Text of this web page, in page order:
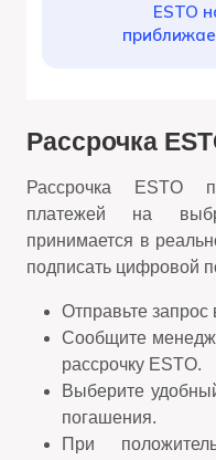
ESTO
Рассрочка
Рассрочка ESTO
платежей на
принимается в
подписать цифровой
Отправьте запрос
Сообщите
рассрочку ESTO.
Выберите
погашения.
При